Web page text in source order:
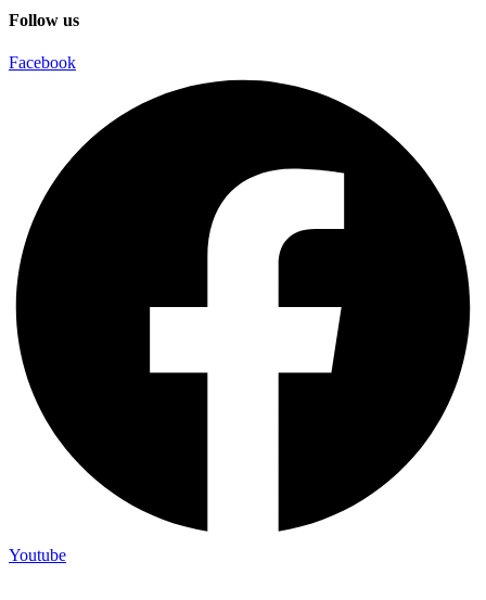
Follow us
Facebook
Youtube